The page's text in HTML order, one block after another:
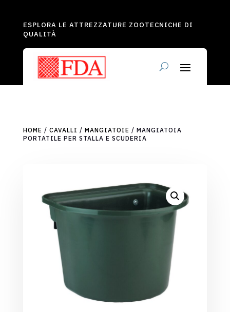
ESPLORA LE ATTREZZATURE ZOOTECNICHE DI
QUALITÀ
HOME / CAVALLI / MANGIATOIE / MANGIATOIA
PORTATILE PER STALLA E SCUDERIA